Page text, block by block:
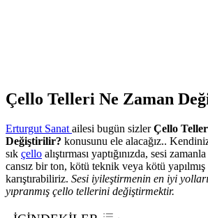
Çello Telleri Ne Zaman
Erturgut Sanat ailesi bugün sizlerÇello
Değiştirilir? konusunu ele alacağız..
sık çello alıştırması yaptığınızda, sesi
cansız bir ton, kötü teknik veya kötü
karıştırabiliriz. Sesi iyileştirmenin en iyi
yıpranmış çello tellerini değiştirmektir.